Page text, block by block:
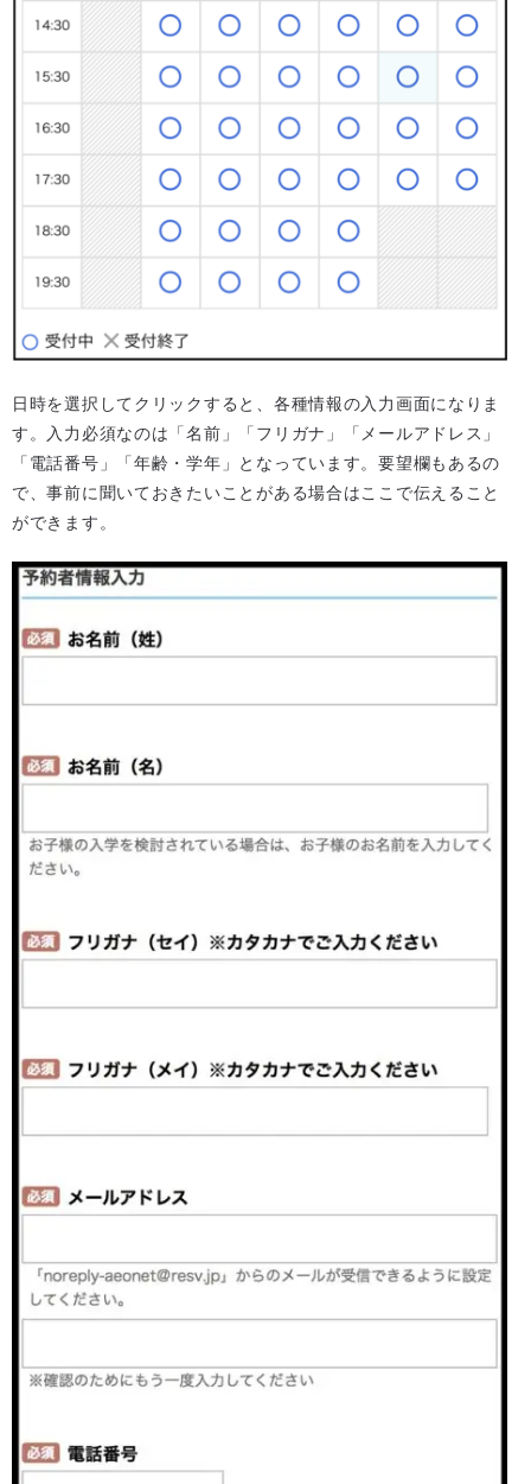
日時を選択してクリックすると、各種情報の入力画面になりま
す。入力必須なのは「名前」「フリガナ」「メールアドレス」
「電話番号」「年齢・学年」となっています。要望欄もあるの
で、事前に聞いておきたいことがある場合はここで伝えること
ができます。